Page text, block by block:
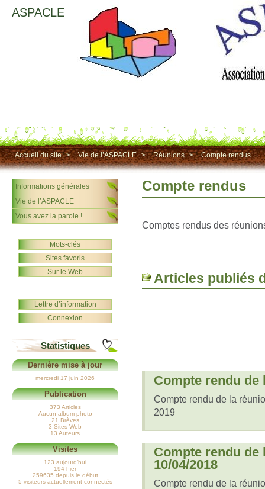
ASPACLE
Accueil du site > Vie de l’ASPACLE > Réunions > Compte rendus
Compte rendus
Comptes rendus des
Articles publiés
Compte rendu de
Compte rendu de la
2019
Compte rendu de
10/04/2018
Compte rendu de la
Informations générales
Vie de l’ASPACLE
Vous avez la parole !
Mots-clés
Sites favoris
Sur le Web
Lettre d’information
Connexion
Statistiques
Dernière mise à jour
mercredi 17 juin 2026
Publication
373 Articles
Aucun album photo
21 Brèves
3 Sites Web
13 Auteurs
Visites
123 aujourd’hui
194 hier
259635 depuis le début
5 visiteurs actuellement connectés